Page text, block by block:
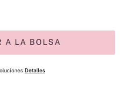
A LA BOLSA
Detalles